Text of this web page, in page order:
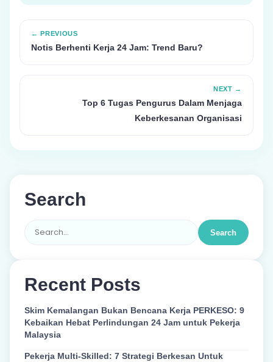
← PREVIOUS
Notis Berhenti Kerja 24 Jam: Trend Baru?
NEXT →
Top 6 Tugas Pengurus Dalam Menjaga
Keberkesanan Organisasi
Search
Search
Recent Posts
Skim Kemalangan Bukan Bencana Kerja PERKESO: 9
Kebaikan Hebat Perlindungan 24 Jam untuk Pekerja
Malaysia
Pekerja Multi-Skilled: 7 Strategi Berkesan Untuk